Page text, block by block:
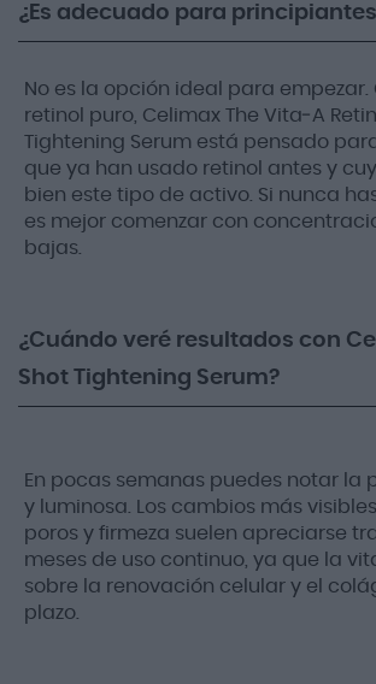
¿Es adecuado para
No es la opción ideal para empezar.
retinol puro, Celimax The Vita‑A
Tightening Serum está pensado
que ya han usado retinol antes y
bien este tipo de activo. Si nunca
es mejor comenzar con
bajas.
¿Cuándo veré resultados con
Shot Tightening Serum?
En pocas semanas puedes notar la
y luminosa. Los cambios más
poros y firmeza suelen apreciarse
meses de uso continuo, ya que la
sobre la renovación celular y el
plazo.